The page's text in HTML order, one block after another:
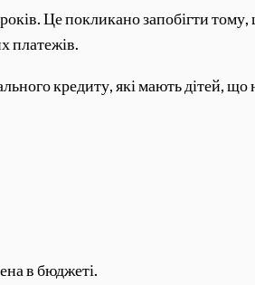
Це покликано запобігти
платежів.
кредиту, які мають дітей, що
в бюджеті.